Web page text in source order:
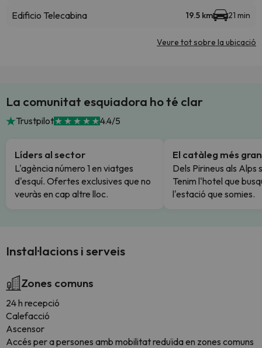
Edificio Telecabina 19.5 km 21 min
Veure tot sobre la ubicació
La comunitat esquiadora ho té clar
Trustpilot 4.4/5
Líders al sector
L'agència número 1 en viatges
d'esquí. Ofertes exclusives que no
veuràs en cap altre lloc.
El catàleg més gran
Dels Pirineus als Alps
Tenim l'hotel que
l'estació que somies.
Instal·lacions i serveis
Zones comuns
24 h recepció
Calefacció
Ascensor
Accés per a persones amb mobilitat reduïda en zones comuns